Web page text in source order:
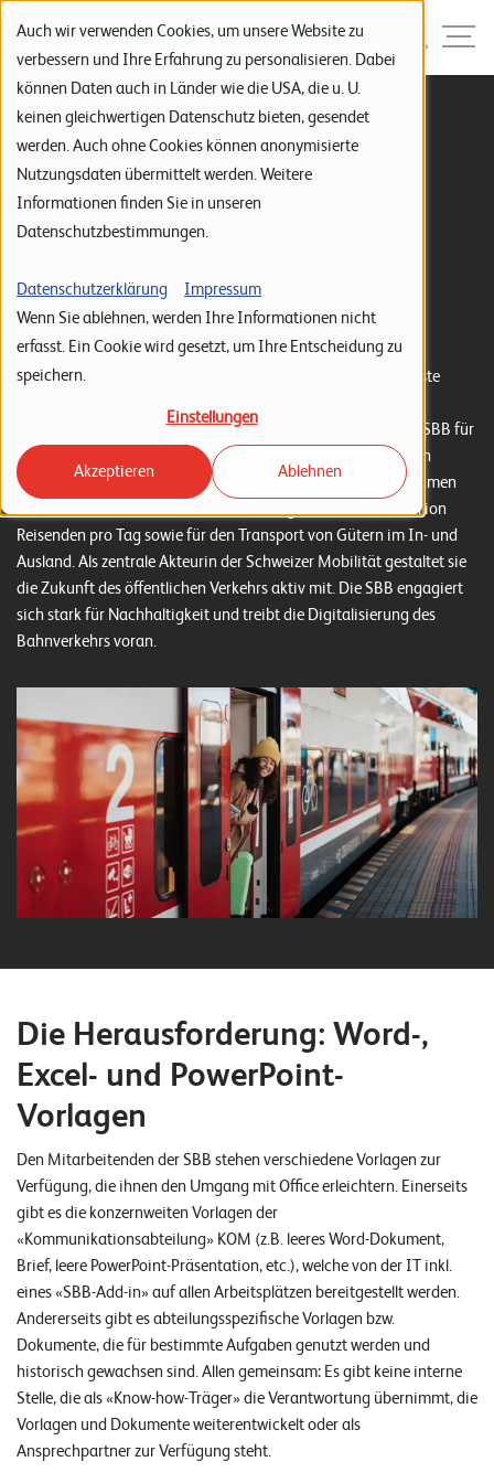
Auch wir verwenden Cookies, um unsere Website zu
verbessern und Ihre Erfahrung zu personalisieren. Dabei
können Daten auch in Länder wie die USA, die u. U.
keinen gleichwertigen Datenschutz bieten, gesendet
werden. Auch ohne Cookies können anonymisierte
Nutzungsdaten übermittelt werden. Weitere
Informationen finden Sie in unseren
Datenschutzbestimmungen.
Datenschutzerklärung
Impressum
Wenn Sie ablehnen, werden Ihre Informationen nicht
erfasst. Ein Cookie wird gesetzt, um Ihre Entscheidung zu
speichern.
Einstellungen
Akzeptieren Ablehnen
Zur Navigation
Zur Suche
Zum Inhalt
Menu
S
t
a
e
i
P
o
r
t
f
i
o
R
e
z
e
U
n
e
r
n
e
h
m
Unterstützung bei
Word-, Excel- und
PowerPoint-Vorlagen
SBB
Die Schweizerischen Bundesbahnen AG (SBB) sind das grösste
Menschen, Städte und Regionen. Gegründet 1902, steht die SBB für
Zuverlässigkeit, Pünktlichkeit und Innovation im öffentlichen
Verkehr. Mit rund 33'000 Mitarbeitenden sorgt das Unternehmen
für die sichere und effiziente Beförderung von über einer Million
Reisenden pro Tag sowie für den Transport von Gütern im In- und
Ausland. Als zentrale Akteurin der Schweizer Mobilität gestaltet sie
die Zukunft des öffentlichen Verkehrs aktiv mit. Die SBB engagiert
sich stark für Nachhaltigkeit und treibt die Digitalisierung des
Bahnverkehrs voran.
Die Herausforderung: Word-,
Excel- und PowerPoint-
Vorlagen
Den Mitarbeitenden der SBB stehen verschiedene Vorlagen zur
Verfügung,die ihnen den Umgang mit Office erleichtern. Einerseits
gibt es die konzernweiten Vorlagen der
«Kommunikationsabteilung» KOM (z.B. leeres Word-Dokument,
Brief, leere PowerPoint-Präsentation, etc.), welche von der IT inkl.
eines «SBB-Add-in» auf allen Arbeitsplätzen bereitgestellt werden.
Andererseits gibt es abteilungsspezifische Vorlagen bzw.
Dokumente, die für bestimmte Aufgaben genutzt werden und
historisch gewachsen sind. Allen gemeinsam: Es gibt keine interne
Stelle, die als «Know-how-Träger» die Verantwortung übernimmt, die
Vorlagen und Dokumente weiterentwickelt oder als
Ansprechpartner zur Verfügung steht.